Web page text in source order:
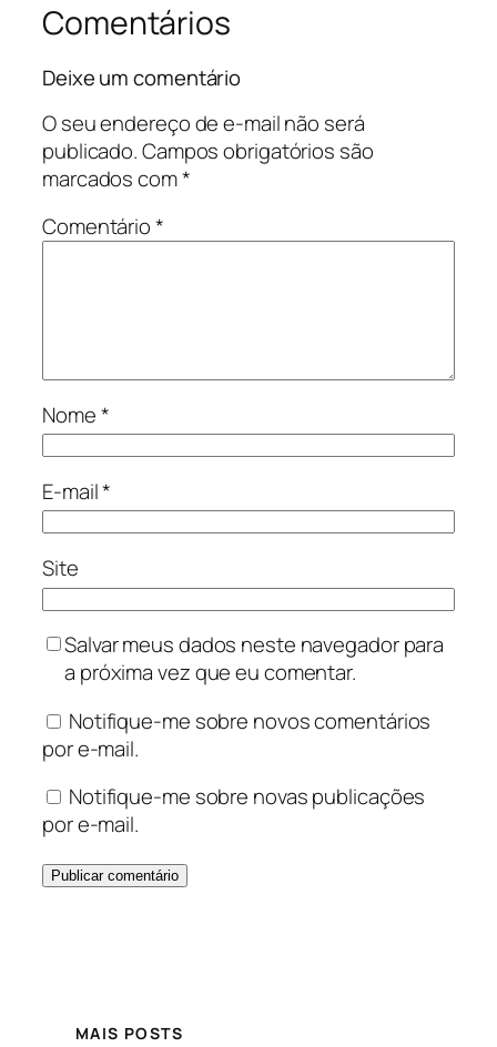
Comentários
Deixe um comentário
O seu endereço de e-mail não será
publicado.Campos obrigatórios são
marcados com*
Comentário*
Nome*
E-mail*
Site
Salvar meus dados neste navegador para
a próxima vez que eu comentar.
Notifique-me sobre novos comentários
por e-mail.
Notifique-me sobre novas publicações
por e-mail.
MAIS POSTS